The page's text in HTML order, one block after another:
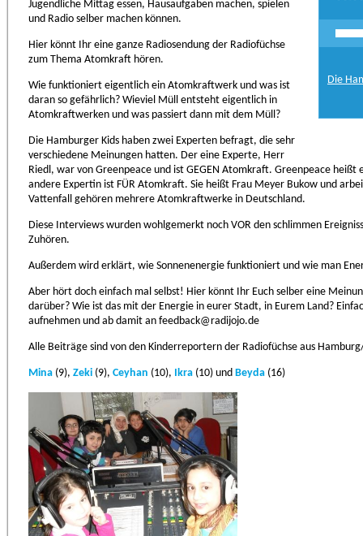
Die
Jugendliche Mittag essen, Hausaufgaben machen, spielen
und Radio selber machen können.
Hier könnt Ihr eine ganze Radiosendung der Radiofüchse
zum Thema Atomkraft hören.
Wie funktioniert eigentlich ein Atomkraftwerk und was ist
daran so gefährlich? Wieviel Müll entsteht eigentlich in
Atomkraftwerken und was passiert dann mit dem Müll?
Die Hamburger Kids haben zwei Experten befragt, die sehr
verschiedene Meinungen hatten. Der eine Experte, Herr
Riedl, war von Greenpeace und ist GEGEN Atomkraft. Greenpeace
andere Expertin ist FÜR Atomkraft. Sie heißt Frau Meyer Bukow und
Vattenfall gehören mehrere Atomkraftwerke in Deutschland.
Diese Interviews wurden wohlgemerkt noch VOR den schlimmen
Zuhören.
Außerdem wird erklärt, wie Sonnenenergie funktioniert und wie man
Aber hört doch einfach mal selbst! Hier könnt Ihr Euch selber eine
darüber? Wie ist das mit der Energie in eurer Stadt, in Eurem Land?
aufnehmen und ab damit an feedback@radijojo.de
Alle Beiträge sind von den Kinderreportern der Radiofüchse aus
Mina (9), Zeki (9), Ceyhan (10), Ikra (10) und Beyda (16)